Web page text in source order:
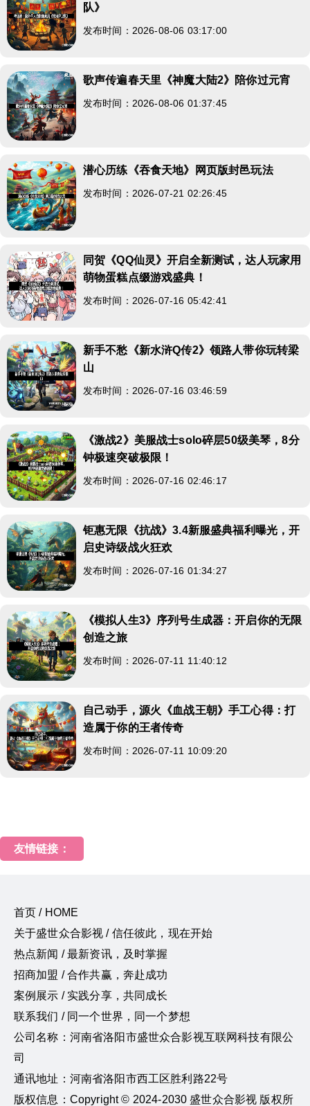
队》
发布时间：2026-08-06 03:17:00
歌声传遍春天里《神魔大陆2》陪你过元宵
发布时间：2026-08-06 01:37:45
潜心历练《吞食天地》网页版封邑玩法
发布时间：2026-07-21 02:26:45
同贺《QQ仙灵》开启全新测试，达人玩家用
萌物蛋糕点缀游戏盛典！
发布时间：2026-07-16 05:42:41
新手不愁《新水浒Q传2》领路人带你玩转梁
山
发布时间：2026-07-16 03:46:59
《激战2》美服战士solo碎层50级美琴，8分
钟极速突破极限！
发布时间：2026-07-16 02:46:17
钜惠无限《抗战》3.4新服盛典福利曝光，开
启史诗级战火狂欢
发布时间：2026-07-16 01:34:27
《模拟人生3》序列号生成器：开启你的无限
创造之旅
发布时间：2026-07-11 11:40:12
自己动手，源火《血战王朝》手工心得：打
造属于你的王者传奇
发布时间：2026-07-11 10:09:20
友情链接：
首页 / HOME
关于盛世众合影视 / 信任彼此，现在开始
热点新闻 / 最新资讯，及时掌握
招商加盟 / 合作共赢，奔赴成功
案例展示 / 实践分享，共同成长
联系我们 / 同一个世界，同一个梦想
公司名称：河南省洛阳市盛世众合影视互联网科技有限公
司
通讯地址：河南省洛阳市西工区胜利路22号
版权信息：Copyright © 2024-2030 盛世众合影视 版权所